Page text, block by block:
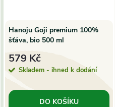
Hanoju Goji premium 100%
šťáva, bio 500 ml
579 Kč
Skladem - ihned k dodání
DO KOŠÍKU